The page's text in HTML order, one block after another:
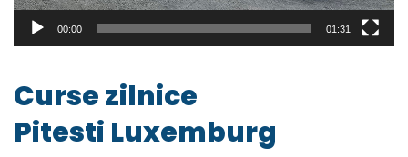
00:00 01:31
Curse zilnice
Pitesti Luxemburg